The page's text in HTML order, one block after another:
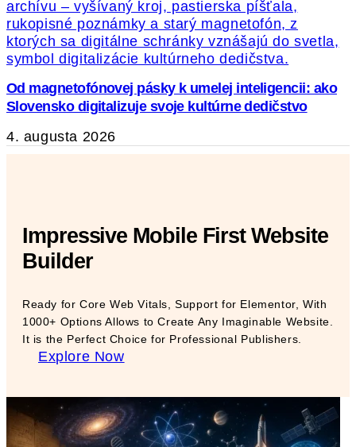
Od magnetofónovej pásky k umelej inteligencii: ako
Slovensko digitalizuje svoje kultúrne dedičstvo
4. augusta 2026
Impressive Mobile First Website
Builder
Ready for Core Web Vitals, Support for Elementor, With
1000+ Options Allows to Create Any Imaginable Website.
It is the Perfect Choice for Professional Publishers.
Explore Now